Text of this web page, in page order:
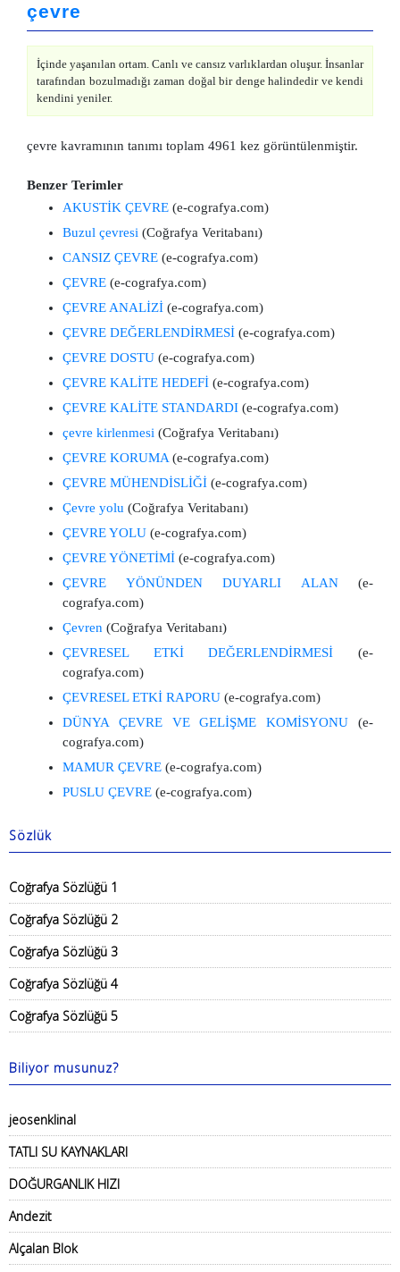
çevre
İçinde yaşanılan ortam. Canlı ve cansız varlıklardan oluşur. İnsanlar
tarafından bozulmadığı zaman doğal bir denge halindedir ve kendi
kendini yeniler.
çevre kavramının tanımı toplam 4961 kez görüntülenmiştir.
Benzer Terimler
AKUSTİK ÇEVRE (e-cografya.com)
Buzul çevresi (Coğrafya Veritabanı)
CANSIZ ÇEVRE (e-cografya.com)
ÇEVRE (e-cografya.com)
ÇEVRE ANALİZİ (e-cografya.com)
ÇEVRE DEĞERLENDİRMESİ (e-cografya.com)
ÇEVRE DOSTU (e-cografya.com)
ÇEVRE KALİTE HEDEFİ (e-cografya.com)
ÇEVRE KALİTE STANDARDI (e-cografya.com)
çevre kirlenmesi (Coğrafya Veritabanı)
ÇEVRE KORUMA (e-cografya.com)
ÇEVRE MÜHENDİSLİĞİ (e-cografya.com)
Çevre yolu (Coğrafya Veritabanı)
ÇEVRE YOLU (e-cografya.com)
ÇEVRE YÖNETİMİ (e-cografya.com)
ÇEVRE YÖNÜNDEN DUYARLI ALAN(e-
cografya.com)
Çevren (Coğrafya Veritabanı)
ÇEVRESEL ETKİ DEĞERLENDİRMESİ (e-
cografya.com)
ÇEVRESEL ETKİ RAPORU (e-cografya.com)
DÜNYA ÇEVRE VE GELİŞME KOMİSYONU (e-
cografya.com)
MAMUR ÇEVRE (e-cografya.com)
PUSLU ÇEVRE (e-cografya.com)
Sözlük
Coğrafya Sözlüğü 1
Coğrafya Sözlüğü 2
Coğrafya Sözlüğü 3
Coğrafya Sözlüğü 4
Coğrafya Sözlüğü 5
Biliyor musunuz?
jeosenklinal
TATLI SU KAYNAKLARI
DOĞURGANLIK HIZI
Andezit
Alçalan Blok